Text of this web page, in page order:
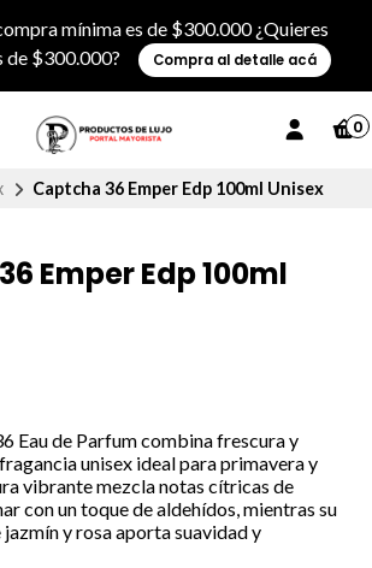
mínima es de $300.000 ¿Quieres
de $300.000?
Compra al detalle acá
0
Captcha 36 Emper Edp 100ml Unisex
Emper Edp 100ml
Eau de Parfum combina frescura y
unisex ideal para primavera y
vibrante mezcla notas cítricas de
con un toque de aldehídos, mientras su
y rosa aporta suavidad y